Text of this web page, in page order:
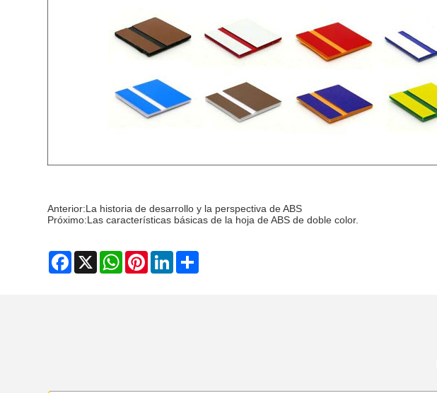
Anterior:La historia de desarrollo y la perspectiva de ABS
Próximo:Las características básicas de la hoja de ABS de doble color.
Facebook
X WhatsAppPinterestLinkedIn